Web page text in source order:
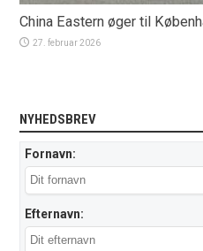
China Eastern øger til
27. februar 2026
NYHEDSBREV
Fornavn:
Efternavn: